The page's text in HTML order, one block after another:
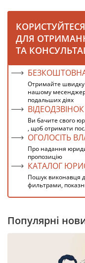
ДЛЯ
ТА
Отримайте швидку
нашому
подальших діях
Ви бачите свого
, щоб отримати
ОГОЛОСІТЬ
Про надання
пропозицію
КАТАЛОГ
Пошук виконавця
фильтрами,
Популярні